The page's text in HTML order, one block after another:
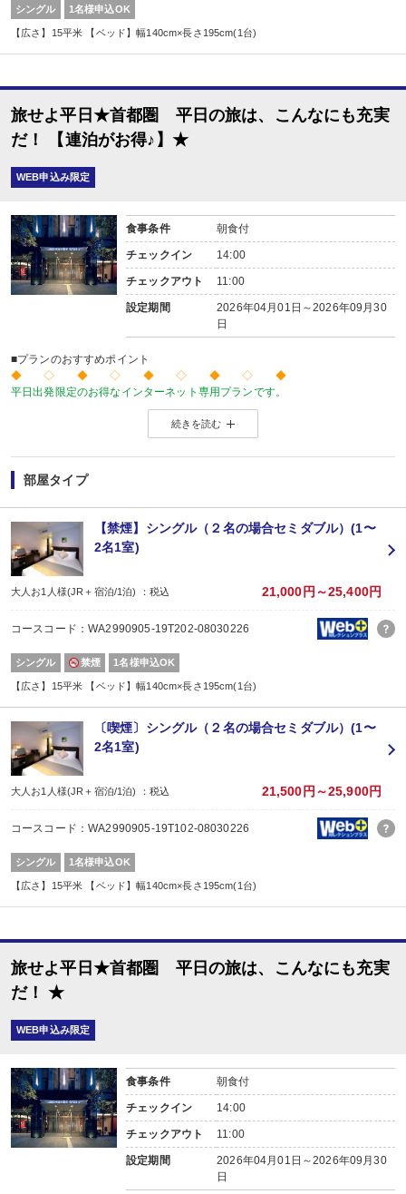
シングル 1名様申込OK
【広さ】15平米 【ベッド】幅140cm×長さ195cm(1台)
旅せよ平日★首都圏 平日の旅は、こんなにも充実
だ！ 【連泊がお得♪】★
WEB申込み限定
食事条件 朝食付
チェックイン 14:00
チェックアウト 11:00
設定期間
2026年04月01日～2026年09月30
日
■プランのおすすめポイント
◆ ◇ ◆ ◇ ◆ ◇ ◆ ◇ ◆
平日出発限定のお得なインターネット専用プランです。
価格を抑えたい！人が多い土日祝日を避けてゆったり旅をしたい！
◆ ◇ ◆ ◇ ◆ ◇ ◆ ◇ ◆
【連泊がお得♪】
２泊以上でお申し込みできる、お得なプランです。
※１泊でのご予約はできません
※すべての宿泊日が同一条件となります。
■夕食
なし
■朝食
場所:
和洋ビュッフェ
【時間】7:00～10:00
続きを読む
部屋タイプ
【禁煙】シングル（２名の場合セミダブル）(1〜
2名1室)
大人お1人様(JR＋宿泊/1泊) ：税込 21,000円～25,400円
コースコード：WA2990905-19T202-08030226
シングル 禁煙 1名様申込OK
【広さ】15平米 【ベッド】幅140cm×長さ195cm(1台)
〔喫煙〕シングル（２名の場合セミダブル）(1〜
2名1室)
大人お1人様(JR＋宿泊/1泊) ：税込 21,500円～25,900円
コースコード：WA2990905-19T102-08030226
シングル 1名様申込OK
【広さ】15平米 【ベッド】幅140cm×長さ195cm(1台)
旅せよ平日★首都圏 平日の旅は、こんなにも充実
だ！ ★
WEB申込み限定
食事条件 朝食付
チェックイン 14:00
チェックアウト 11:00
設定期間
2026年04月01日～2026年09月30
日